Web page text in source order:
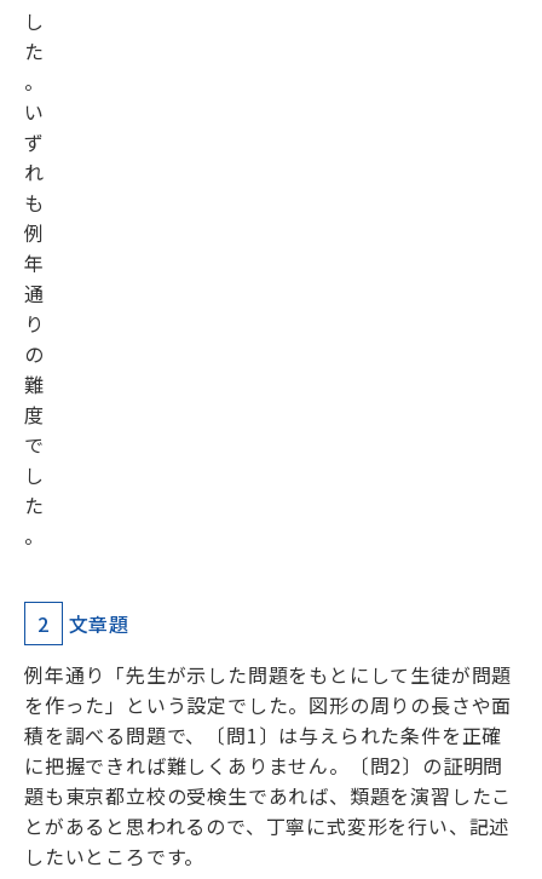
し
た
。
い
ず
れ
も
例
年
通
り
の
難
度
で
し
た
。
2
文章題
例年通り「先生が示した問題をもとにして生徒が問題
を作った」という設定でした。図形の周りの長さや面
積を調べる問題で、〔問1〕は与えられた条件を正確
に把握できれば難しくありません。〔問2〕の証明問
題も東京都立校の受検生であれば、類題を演習したこ
とがあると思われるので、丁寧に式変形を行い、記述
したいところです。